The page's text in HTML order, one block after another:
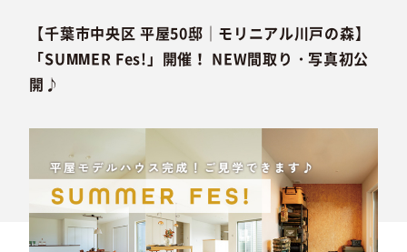
【千葉市中央区 平屋50邸｜モリニアル川戸の森】
「SUMMER Fes!」開催！ NEW間取り・写真初公
開♪